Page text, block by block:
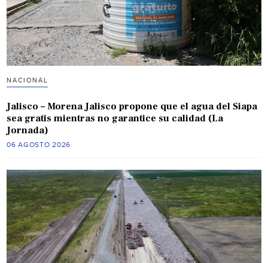
NACIONAL
Jalisco – Morena Jalisco propone que el agua del Siapa
sea gratis mientras no garantice su calidad (La
Jornada)
06 AGOSTO 2026